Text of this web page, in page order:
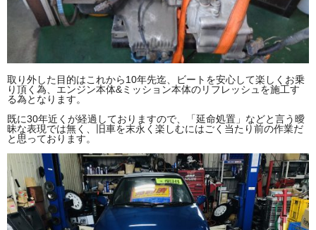
取り外した目的はこれから10年先迄、ビートを安心して楽しくお乗
り頂く為、エンジン本体&ミッション本体のリフレッシュを施工す
る為となります。
既に30年近くが経過しておりますので、「延命処置」などと言う曖
昧な表現では無く、旧車を末永く楽しむにはごく当たり前の作業だ
と思っております。